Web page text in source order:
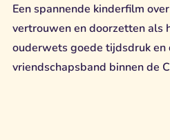
Een spannende kinderfilm
vertrouwen en doorzetten als
ouderwets goede tijdsdruk en
vriendschapsband binnen de